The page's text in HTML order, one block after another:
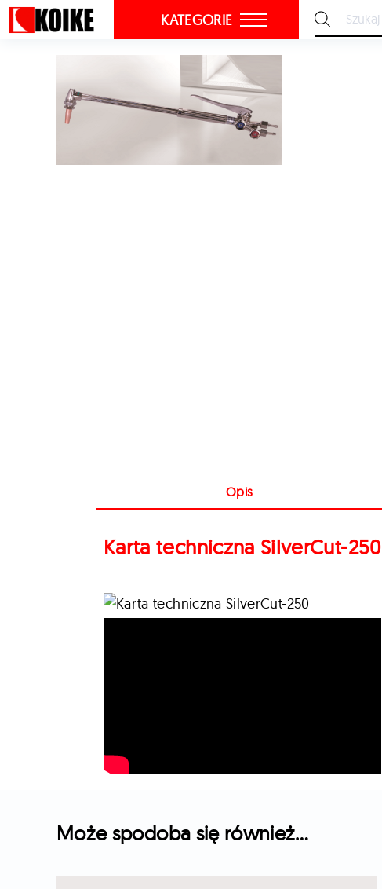
KATEGORIE
Opis
Karta techniczna SilverCut-250
Może spodoba się również…